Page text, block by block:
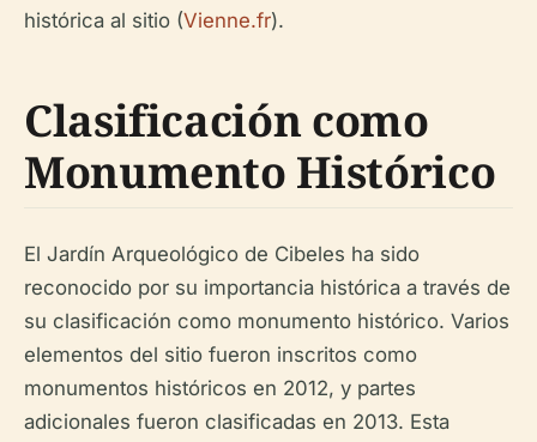
histórica al sitio (Vienne.fr).
Clasificación como
Monumento Histórico
El Jardín Arqueológico de Cibeles ha sido
reconocido por su importancia histórica a través de
su clasificación como monumento histórico. Varios
elementos del sitio fueron inscritos como
monumentos históricos en 2012, y partes
adicionales fueron clasificadas en 2013. Esta